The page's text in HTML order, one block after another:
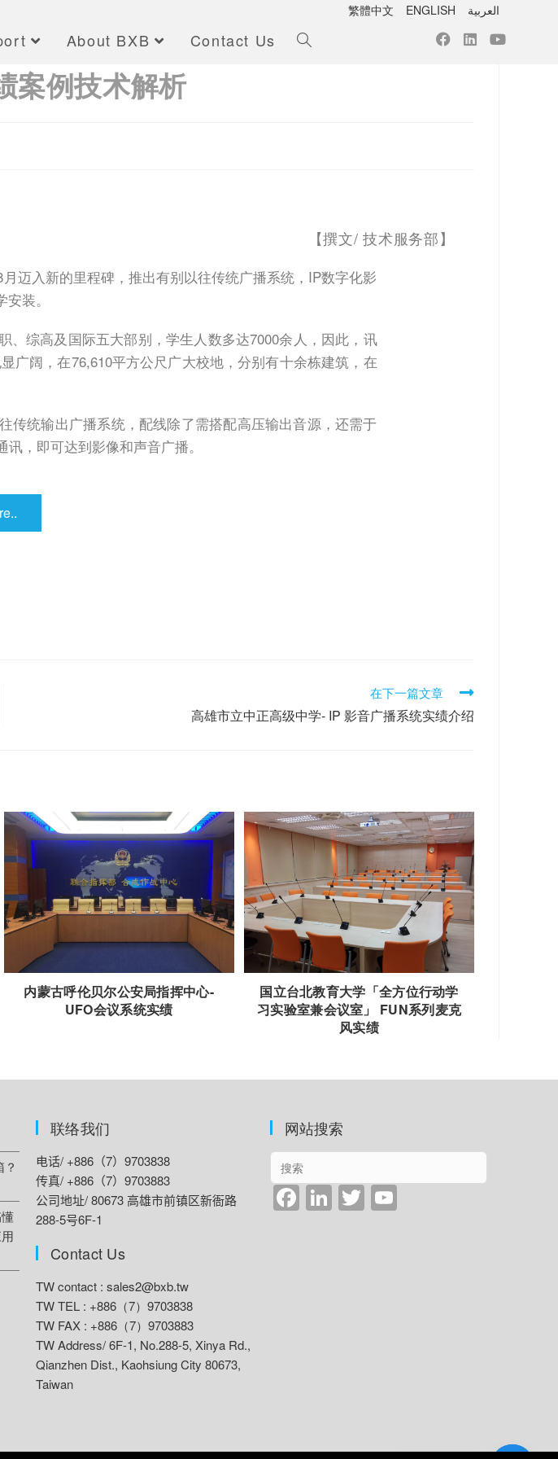
繁體中文 ENGLISH العربية
About BXB Contact Us
案例技术解析
【撰文/ 技术服务部】
迈入新的里程碑，推出有别以往传统广播系统，IP数字化影
装。
综高及国际五大部别，学生人数多达7000余人，因此，讯
广阔，在76,610平方公尺广大校地，分别有十余栋建筑，在
传统输出广播系统，配线除了需搭配高压输出音源，还需于
，即可达到影像和声音广播。
在下一篇文章
高雄市立中正高级中学- IP 影音广播系统实绩介绍
内蒙古呼伦贝尔公安局指挥中心-
UFO会议系统实绩
国立台北教育大学「全方位行动学
习实验室兼会议室」 FUN系列麦克
风实绩
联络我们
电话/ +886（7）9703838
传真/ +886（7）9703883
公司地址/ 80673 高雄市前镇区新衙路
288-5号6F-1
Contact Us
TW contact : sales2@bxb.tw
TW TEL : +886（7）9703838
TW FAX : +886（7）9703883
TW Address/6F-1, No.288-5, Xinya Rd.,
Qianzhen Dist., Kaohsiung City 80673,
Taiwan
网站搜索
F
a
Li
n
T
wi
Y